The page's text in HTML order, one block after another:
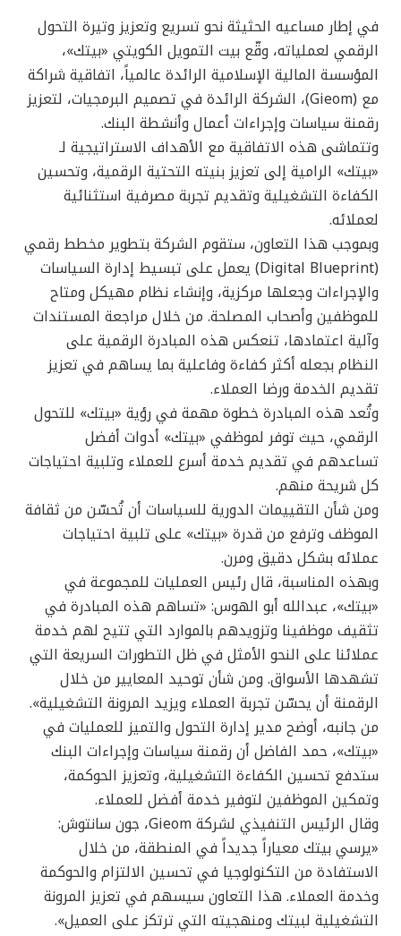
في إطار مساعيه الحثيثة نحو تسريع وتعزيز وتيرة التحول
الرقمي لعملياته، وقّع بيت التمويل الكويتي «بيتك»،
المؤسسة المالية الإسلامية الرائدة عالمياً، اتفاقية شراكة
مع (Gieom)، الشركة الرائدة في تصميم البرمجيات، لتعزيز
رقمنة سياسات وإجراءات أعمال وأنشطة البنك.
وتتماشى هذه الاتفاقية مع الأهداف الاستراتيجية لـ
«بيتك» الرامية إلى تعزيز بنيته التحتية الرقمية، وتحسين
الكفاءة التشغيلية وتقديم تجربة مصرفية استثنائية
لعملائه.
وبموجب هذا التعاون، ستقوم الشركة بتطوير مخطط رقمي
(Digital Blueprint) يعمل على تبسيط إدارة السياسات
والإجراءات وجعلها مركزية، وإنشاء نظام مهيكل ومتاح
للموظفين وأصحاب المصلحة. من خلال مراجعة المستندات
وآلية اعتمادها، تنعكس هذه المبادرة الرقمية على
النظام بجعله أكثر كفاءة وفاعلية بما يساهم في تعزيز
تقديم الخدمة ورضا العملاء.
وتُعد هذه المبادرة خطوة مهمة في رؤية «بيتك» للتحول
الرقمي، حيث توفر لموظفي «بيتك» أدوات أفضل
تساعدهم في تقديم خدمة أسرع للعملاء وتلبية احتياجات
كل شريحة منهم.
ومن شأن التقييمات الدورية للسياسات أن تُحسّن من ثقافة
الموظف وترفع من قدرة «بيتك» على تلبية احتياجات
عملائه بشكل دقيق ومرن.
وبهذه المناسبة، قال رئيس العمليات للمجموعة في
«بيتك»، عبدالله أبو الهوس: «تساهم هذه المبادرة في
تثقيف موظفينا وتزويدهم بالموارد التي تتيح لهم خدمة
عملائنا على النحو الأمثل في ظل التطورات السريعة التي
تشهدها الأسواق. ومن شأن توحيد المعايير من خلال
الرقمنة أن يحسّن تجربة العملاء ويزيد المرونة التشغيلية».
من جانبه، أوضح مدير إدارة التحول والتميز للعمليات في
«بيتك»، حمد الفاضل أن رقمنة سياسات وإجراءات البنك
ستدفع تحسين الكفاءة التشغيلية، وتعزيز الحوكمة،
وتمكين الموظفين لتوفير خدمة أفضل للعملاء.
وقال الرئيس التنفيذي لشركة Gieom، جون سانتوش:
«يرسي بيتك معياراً جديداً في المنطقة، من خلال
الاستفادة من التكنولوجيا في تحسين الالتزام والحوكمة
وخدمة العملاء. هذا التعاون سيسهم في تعزيز المرونة
التشغيلية لبيتك ومنهجيته التي ترتكز على العميل».